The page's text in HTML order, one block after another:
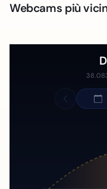
Webcams più